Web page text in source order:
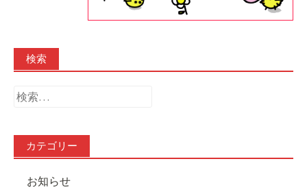
検索
検
カテゴリー
お知らせ